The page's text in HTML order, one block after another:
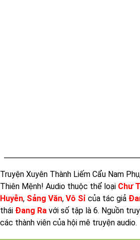
Truyện Xuyên Thành Liếm Cẩu Nam
Thiên Mệnh! Audio thuộc thể loại Chư
Huyễn, Sảng Văn, Vô Sỉ của tác giả
thái Đang Ra với số tập là 6. Nguồn
các thành viên của hội mê truyện audio.